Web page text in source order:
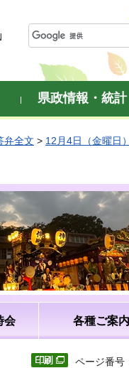
県政情報・統計
弁全文 > 12月4日（金曜日）
会 各種ご案内
ページ番号